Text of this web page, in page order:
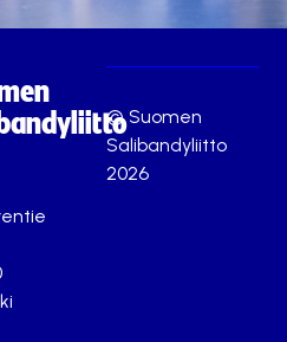
© Suomen
Salibandyliitto
2026